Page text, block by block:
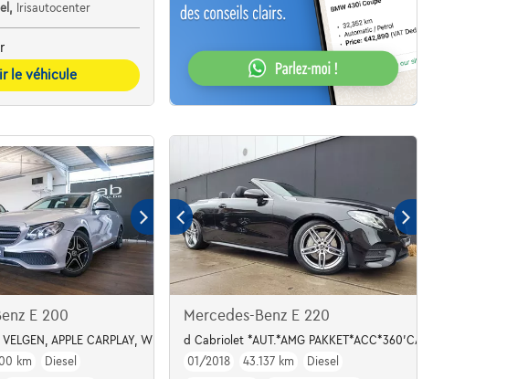
Irisautocenter
le véhicule
CAMERA / DAB
E 200
APPLE CARPLAY, WIDESCREEN, SPORTSTOEL, WIDESCREEN
km
Diesel
Mercedes-Benz E 220
d Cabriolet *AUT.*AMG PAKKET*ACC*360'CAMERA*
01/2018
43.137 km
Diesel